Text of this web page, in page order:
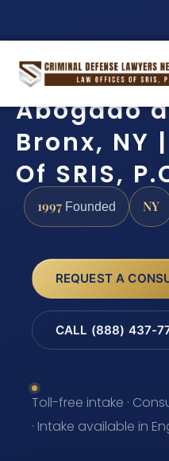
Abogado
Bronx, NY
Of SRIS,
1997 Founded NY
REQUEST A
CALL (888) 437-
Toll-free intake ·
· Intake available in